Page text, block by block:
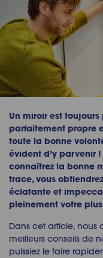
Un miroir est
parfaitement propre
toute la bonne
évident d’y parvenir !
connaîtrez la bonne
trace, vous
éclatante et
pleinement votre
Dans cet article, nous
meilleurs conseils de
puissiez le faire